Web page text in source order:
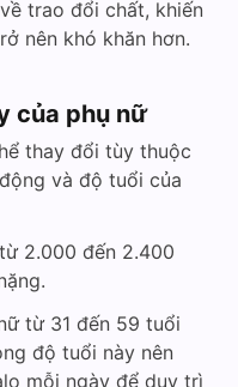
trao đổi chất, khiến
nên khó khăn hơn.
của phụ nữ
thay đổi tùy thuộc
và độ tuổi của
2.000 đến 2.400
từ 31 đến 59 tuổi
độ tuổi này nên
mỗi ngày để duy trì